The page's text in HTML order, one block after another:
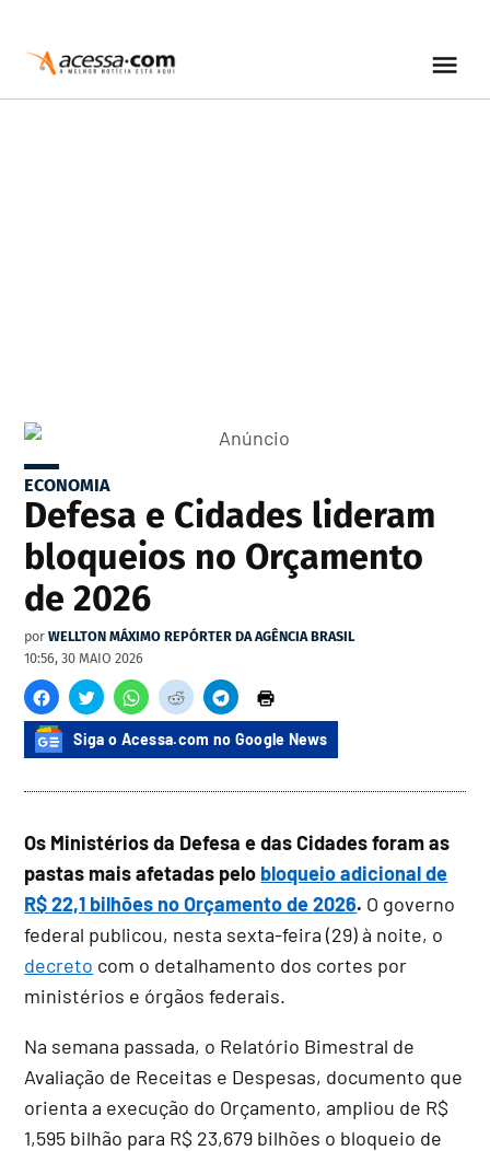
ECONOMIA
Defesa e Cidades lideram
bloqueios no Orçamento
de 2026
por WELLTON MÁXIMO REPÓRTER DA AGÊNCIA BRASIL
10:56, 30 MAIO 2026
Siga o Acessa.com no Google News
Os Ministérios da Defesa e das Cidades foram as
pastas mais afetadas pelo bloqueio adicional de
R$ 22,1 bilhões no Orçamento de 2026. O governo
federal publicou, nesta sexta-feira (29) à noite, o
decreto com o detalhamento dos cortes por
ministérios e órgãos federais.
Na semana passada, o Relatório Bimestral de
Avaliação de Receitas e Despesas, documento que
orienta a execução do Orçamento, ampliou de R$
1,595 bilhão para R$ 23,679 bilhões o bloqueio de